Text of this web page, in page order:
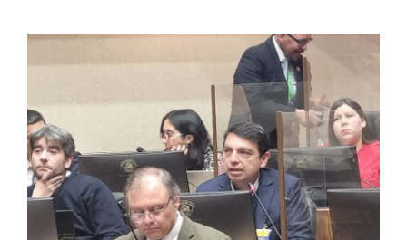
Académicos
Funcionarios
Alumni